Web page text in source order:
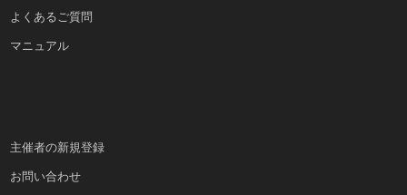
よくあるご質問
マニュアル
主催者の新規登録
お問い合わせ